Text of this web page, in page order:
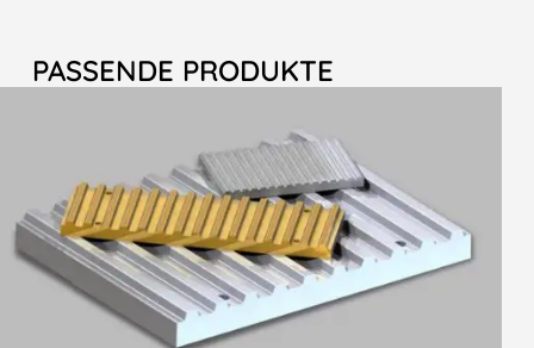
PASSENDE PRODUKTE